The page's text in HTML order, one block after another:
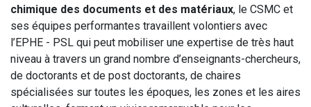
chimique des documents et des matériaux, le CSMC et
ses équipes performantes travaillent volontiers avec
l’EPHE - PSL qui peut mobiliser une expertise de très haut
niveau à travers un grand nombre d’enseignants-chercheurs,
de doctorants et de post doctorants, de chaires
spécialisées sur toutes les époques, les zones et les aires